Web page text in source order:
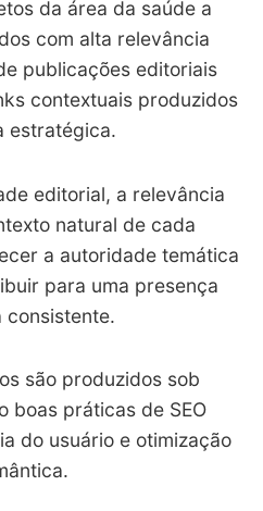
da área da saúde a
com alta relevância
publicações editoriais
contextuais produzidos
estratégica.
editorial, a relevância
natural de cada
a autoridade temática
para uma presença
consistente.
são produzidos sob
boas práticas de SEO
do usuário e otimização